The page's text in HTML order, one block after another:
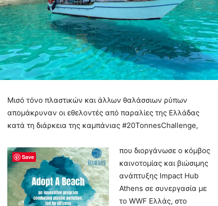
Μισό τόνο πλαστικών και άλλων θαλάσσιων ρύπων
απομάκρυναν οι εθελοντές από παραλίες της Ελλάδας
κατά τη διάρκεια της καμπάνιας #20TonnesChallenge,
που διοργάνωσε ο κόμβος
καινοτομίας και βιώσιμης
ανάπτυξης Impact Hub
Athens σε συνεργασία με
το WWF Ελλάς, στο
Save